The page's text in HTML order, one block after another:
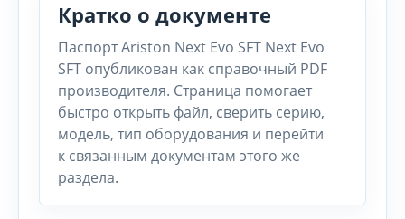
Кратко о документе
Паспорт Ariston Next Evo SFT Next Evo
SFT опубликован как справочный PDF
производителя. Страница помогает
быстро открыть файл, сверить серию,
модель, тип оборудования и перейти
к связанным документам этого же
раздела.